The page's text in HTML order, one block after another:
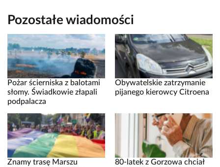
Pozostałe wiadomości
Pożar ścierniska z balotami
słomy. Świadkowie złapali
podpalacza
Obywatelskie zatrzymanie
pijanego kierowcy Citroena
Znamy trasę Marszu
80-latek z Gorzowa chciał